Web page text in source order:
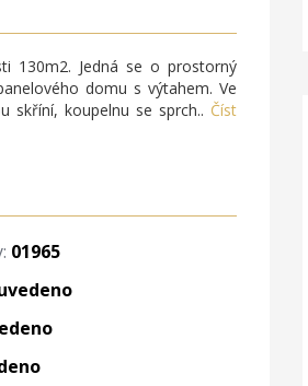
130m2. Jedná se o prostorný
domu s výtahem. Ve
skříní, koupelnu se sprch.. Číst
01965